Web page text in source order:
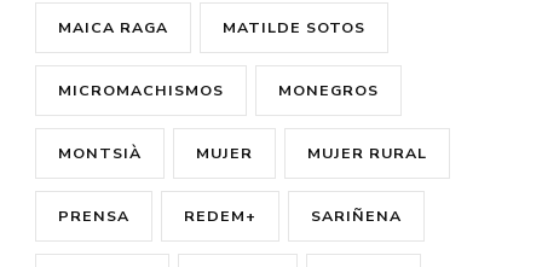
MAICA RAGA MATILDE SOTOS
MICROMACHISMOS MONEGROS
MONTSIÀ MUJER MUJER RURAL
PRENSA REDEM+ SARIÑENA